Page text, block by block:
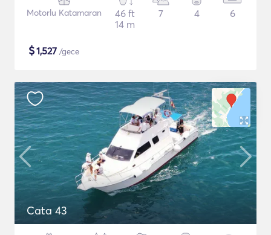
Motorlu Katamaran
46 ft
14 m
7 4 6
$1,527 /gece
Cata 43